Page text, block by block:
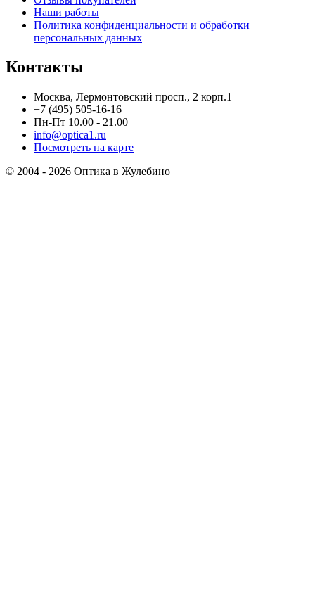
Наши работы
Политика конфиденциальности и обработки
персональных данных
Контакты
Москва, Лермонтовский просп., 2 корп.1
+7 (495) 505-16-16
Пн-Пт 10.00 - 21.00
info@optica1.ru
Посмотреть на карте
© 2004 - 2026 Оптика в Жулебино